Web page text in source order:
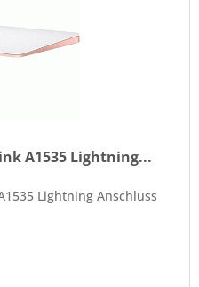
A1535 Lightning...
Lightning Anschluss